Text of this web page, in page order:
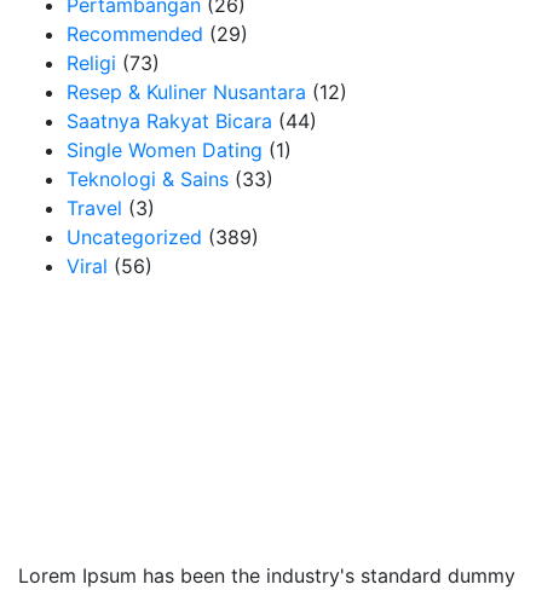
Recommended (29)
Religi (73)
Resep & Kuliner Nusantara (12)
Saatnya Rakyat Bicara (44)
Single Women Dating (1)
Teknologi & Sains (33)
Travel (3)
Uncategorized (389)
Viral (56)
Lorem Ipsum has been the industry's standard dummy